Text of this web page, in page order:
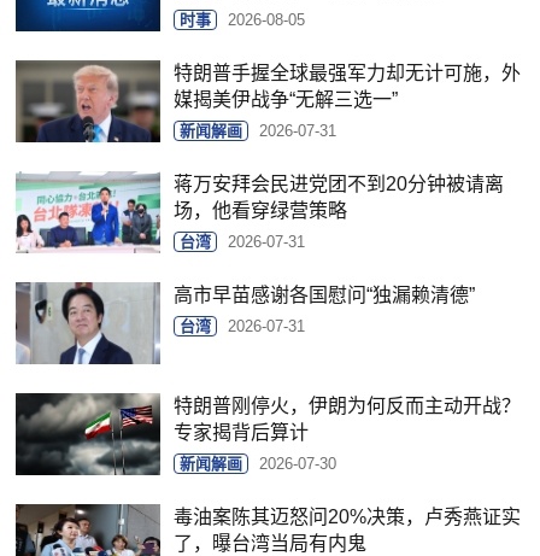
时事 2026-08-05
特朗普手握全球最强军力却无计可施，外
媒揭美伊战争“无解三选一”
新闻解画 2026-07-31
蒋万安拜会民进党团不到20分钟被请离
场，他看穿绿营策略
台湾 2026-07-31
高市早苗感谢各国慰问“独漏赖清德”
台湾 2026-07-31
特朗普刚停火，伊朗为何反而主动开战？
专家揭背后算计
新闻解画 2026-07-30
毒油案陈其迈怒问20%决策，卢秀燕证实
了，曝台湾当局有内鬼